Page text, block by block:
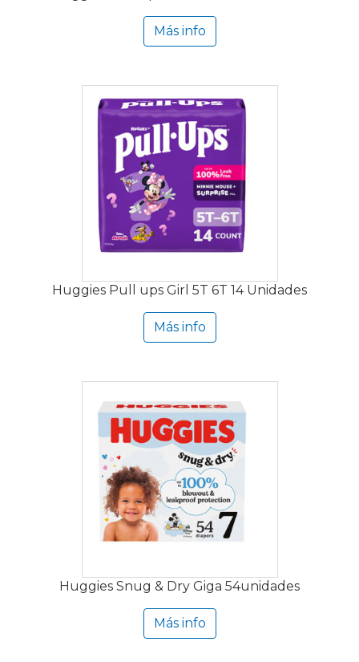
Más info
Huggies Pull ups Girl 5T 6T 14 Unidades
Más info
Huggies Snug & Dry Giga 54unidades
Más info